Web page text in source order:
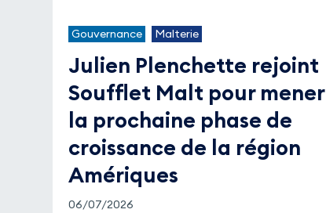
Gouvernance Malterie
Julien Plenchette rejoint
Soufflet Malt pour mener
la prochaine phase de
croissance de la région
Amériques
06/07/2026